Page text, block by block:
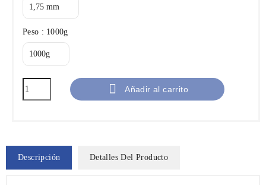
Peso : 1000g
 Añadir al carrito
Descripción Detalles Del Producto